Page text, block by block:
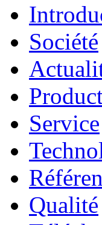
Société
Service
Qualité